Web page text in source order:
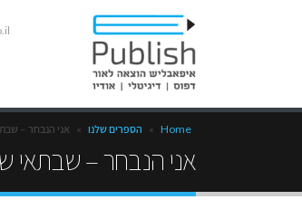
Home
» הספרים שלנו » אני הנבחר –
אני הנבחר – שבתאי